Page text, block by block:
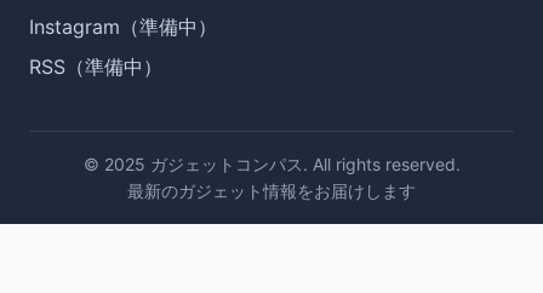
Instagram（準備中）
RSS（準備中）
© 2025 ガジェットコンパス. All rights reserved.
最新のガジェット情報をお届けします